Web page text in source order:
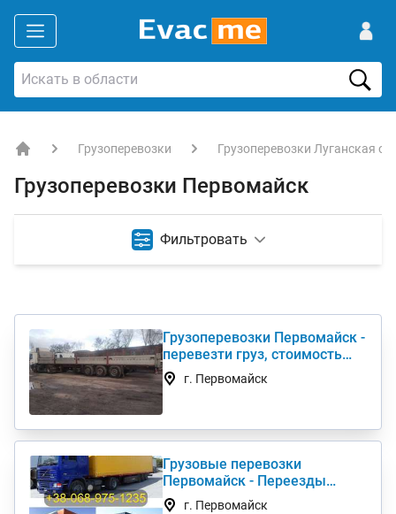
Грузоперевозки Грузоперевозки Луганская
Грузоперевозки Первомайск
Фильтровать
Грузоперевозки Первомайск -
перевезти груз, стоимость
услуги недорого
г. Первомайск
Грузовые перевозки
Первомайск - Переезды
Грузчики Фура Газель
г. Первомайск